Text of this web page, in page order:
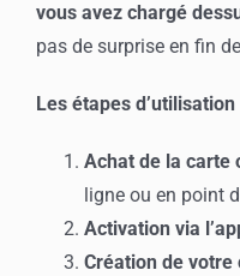
vous avez chargé
pas de surprise en fin
Les étapes d’utilisation
Achat de la carte
ligne ou en point
Activation via
Création de votre